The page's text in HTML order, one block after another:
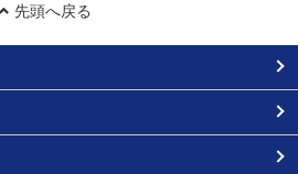
先頭へ戻る